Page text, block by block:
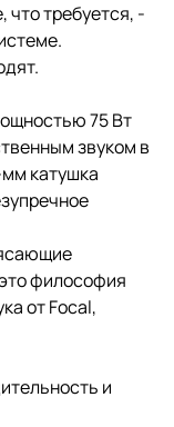
требуется, -
75 Вт
звуком в
катушка
философия
от Focal,
и